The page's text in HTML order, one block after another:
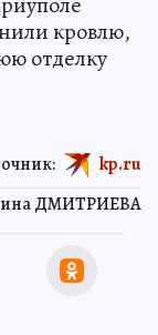
кровлю,
отделку
ДМИТРИЕВА
kp.ru